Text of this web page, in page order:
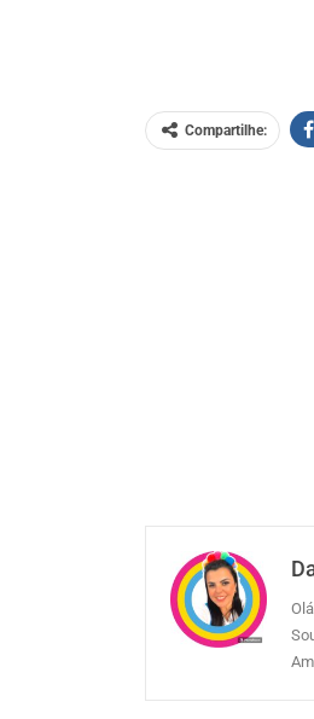
Compartilhe: